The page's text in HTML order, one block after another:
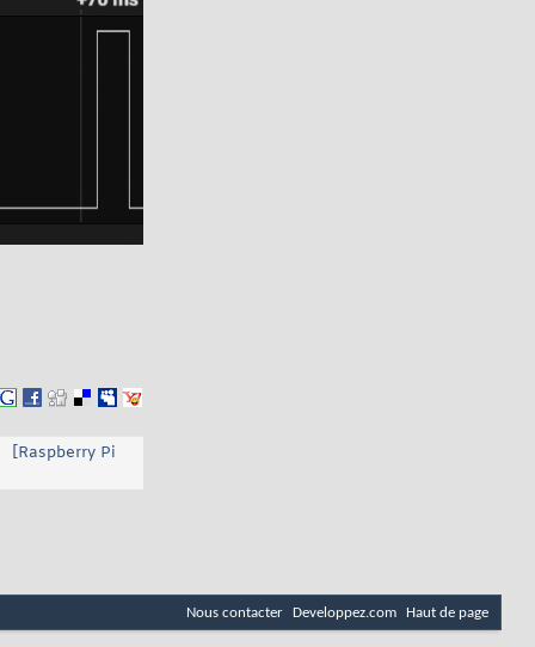
[Raspberry Pi
Nous contacter Developpez.com Haut de page